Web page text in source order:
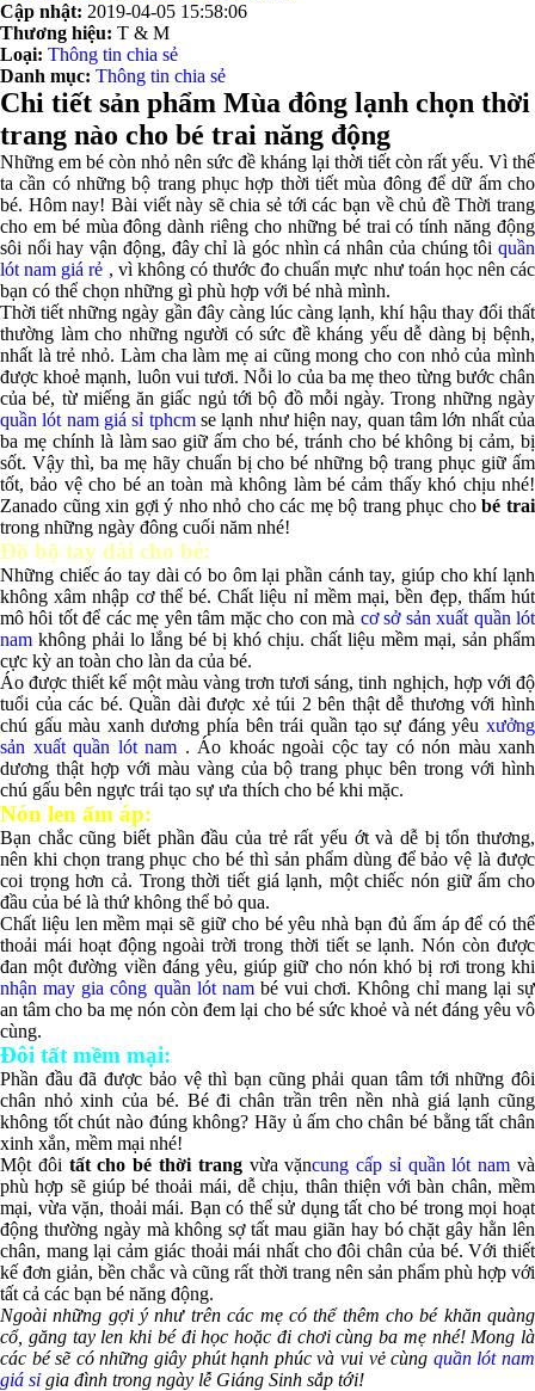
Cập nhật: 2019-04-05 15:58:06
Thương hiệu: T & M
Loại: Thông tin chia sẻ
Danh mục: Thông tin chia sẻ
Chi tiết sản phẩm Mùa đông lạnh chọn thời
trang nào cho bé trai năng động
Những em bé còn nhỏ nên sức đề kháng lại thời tiết còn rất yếu. Vì thế
ta cần có những bộ trang phục hợp thời tiết mùa đông để dữ ấm cho
bé. Hôm nay! Bài viết này sẽ chia sẻ tới các bạn về chủ đề Thời trang
cho em bé mùa đông dành riêng cho những bé trai có tính năng động
sôi nổi hay vận động, đây chỉ là góc nhìn cá nhân của chúng tôi quần
lót nam giá rẻ , vì không có thước đo chuẩn mực như toán học nên các
bạn có thể chọn những gì phù hợp với bé nhà mình.
Thời tiết những ngày gần đây càng lúc càng lạnh, khí hậu thay đổi thất
thường làm cho những người có sức đề kháng yếu dễ dàng bị bệnh,
nhất là trẻ nhỏ. Làm cha làm mẹ ai cũng mong cho con nhỏ của mình
được khoẻ mạnh, luôn vui tươi. Nỗi lo của ba mẹ theo từng bước chân
của bé, từ miếng ăn giấc ngủ tới bộ đồ mỗi ngày. Trong những ngày
quần lót nam giá sỉ tphcmse lạnh như hiện nay, quan tâm lớn nhất của
ba mẹ chính là làm sao giữ ấm cho bé, tránh cho bé không bị cảm, bị
sốt. Vậy thì, ba mẹ hãy chuẩn bị cho bé những bộ trang phục giữ ấm
tốt, bảo vệ cho bé an toàn mà không làm bé cảm thấy khó chịu nhé!
Zanado cũng xin gợi ý nho nhỏ cho các mẹ bộ trang phục chobé trai
trong những ngày đông cuối năm nhé!
Đồ bộ tay dài cho bé:
Những chiếc áo tay dài có bo ôm lại phần cánh tay, giúp cho khí lạnh
không xâm nhập cơ thể bé. Chất liệu nỉ mềm mại, bền đẹp, thấm hút
mô hôi tốt để các mẹ yên tâm mặc cho con mà cơ sở sản xuất quần lót
nam không phải lo lắng bé bị khó chịu. chất liệu mềm mại, sản phẩm
cực kỳ an toàn cho làn da của bé.
Áo được thiết kế một màu vàng trơn tươi sáng, tinh nghịch, hợp với độ
tuổi của các bé. Quần dài được xẻ túi 2 bên thật dễ thương với hình
chú gấu màu xanh dương phía bên trái quần tạo sự đáng yêu xưởng
sản xuất quần lót nam . Áo khoác ngoài cộc tay có nón màu xanh
dương thật hợp với màu vàng của bộ trang phục bên trong với hình
chú gấu bên ngực trái tạo sự ưa thích cho bé khi mặc.
Nón len ấm áp:
Bạn chắc cũng biết phần đầu của trẻ rất yếu ớt và dễ bị tổn thương,
nên khi chọn trang phục cho bé thì sản phẩm dùng để bảo vệ là được
coi trọng hơn cả. Trong thời tiết giá lạnh, một chiếc nón giữ ấm cho
đầu của bé là thứ không thể bỏ qua.
Chất liệu len mềm mại sẽ giữ cho bé yêu nhà bạn đủ ấm áp để có thể
thoải mái hoạt động ngoài trời trong thời tiết se lạnh. Nón còn được
đan một đường viền đáng yêu, giúp giữ cho nón khó bị rơi trong khi
nhận may gia công quần lót nambé vui chơi. Không chỉ mang lại sự
an tâm cho ba mẹ nón còn đem lại cho bé sức khoẻ và nét đáng yêu vô
cùng.
Đôi tất mềm mại:
Phần đầu đã được bảo vệ thì bạn cũng phải quan tâm tới những đôi
chân nhỏ xinh của bé. Bé đi chân trần trên nền nhà giá lạnh cũng
không tốt chút nào đúng không? Hãy ủ ấm cho chân bé bằng tất chân
xinh xắn, mềm mại nhé!
Một đôi tất cho bé thời trang vừa vặncung cấp sỉ quần lót nam và
phù hợp sẽ giúp bé thoải mái, dễ chịu, thân thiện với bàn chân, mềm
mại, vừa vặn, thoải mái. Bạn có thể sử dụng tất cho bé trong mọi hoạt
động thường ngày mà không sợ tất mau giãn hay bó chặt gây hằn lên
chân, mang lại cảm giác thoải mái nhất cho đôi chân của bé. Với thiết
kế đơn giản, bền chắc và cũng rất thời trang nên sản phẩm phù hợp với
tất cả các bạn bé năng động.
Ngoài những gợi ý như trên các mẹ có thể thêm cho bé khăn quàng
cổ, găng tay len khi bé đi học hoặc đi chơi cùng ba mẹ nhé! Mong là
các bé sẽ có những giây phút hạnh phúc và vui vẻ cùng quần lót nam
giá sỉgia đình trong ngày lễ Giáng Sinh sắp tới!